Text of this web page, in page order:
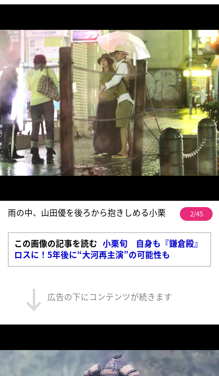
雨の中、山田優を後ろから抱きしめる小栗 2/45
この画像の記事を読む 小栗旬 自身も『鎌倉殿』
ロスに！5年後に“大河再主演”の可能性も
広告の下にコンテンツが続きます